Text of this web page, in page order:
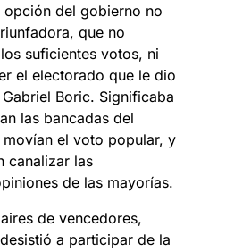
opción del gobierno no
que no
suficientes votos, ni
el electorado que le dio
Boric. Significaba
las bancadas del
el voto popular, y
canalizar las
de las mayorías.
de vencedores,
a participar de la